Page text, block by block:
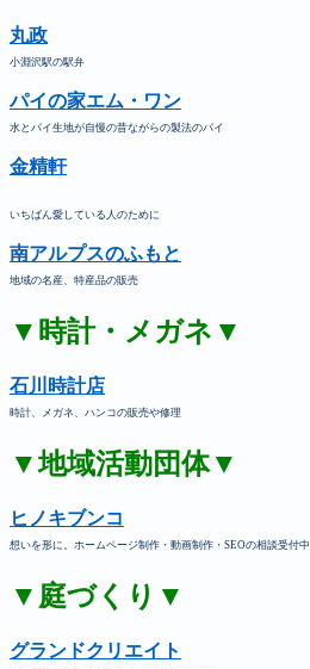
丸政
小淵沢駅の駅弁
パイの家エム・ワン
水とパイ生地が自慢の昔ながらの製法のパイ
金精軒
いちばん愛している人のために
南アルプスのふもと
地域の名産、特産品の販売
▼時計・メガネ▼
石川時計店
時計、メガネ、ハンコの販売や修理
▼地域活動団体▼
ヒノキブンコ
想いを形に。ホームページ制作・動画制作・SEOの相談受付中
▼庭づくり▼
グランドクリエイト